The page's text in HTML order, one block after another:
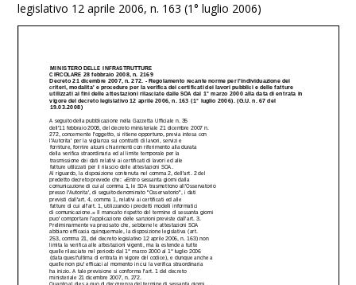
legislativo 12 aprile 2006, n. 163 (1° luglio 2006)